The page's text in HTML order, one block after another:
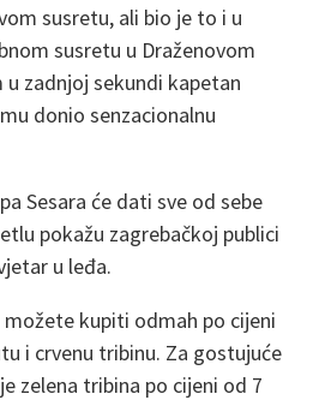
susretu, ali bio je to i u
susretu u Draženovom
zadnjoj sekundi kapetan
donio senzacionalnu
Sesara će dati sve od sebe
pokažu zagrebačkoj publici
u leđa.
kupiti odmah po cijeni
i crvenu tribinu. Za gostujuće
zelena tribina po cijeni od 7